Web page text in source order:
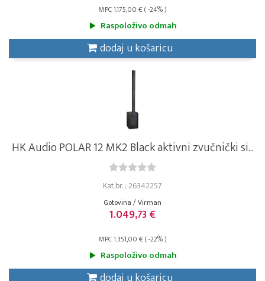
MPC 1.175,00 € ( -24% )
Raspoloživo odmah
dodaj u košaricu
HK Audio POLAR 12 MK2 Black aktivni zvučnički si...
Kat.br. : 26342257
Gotovina / Virman
1.049,73 €
MPC 1.351,00 € ( -22% )
Raspoloživo odmah